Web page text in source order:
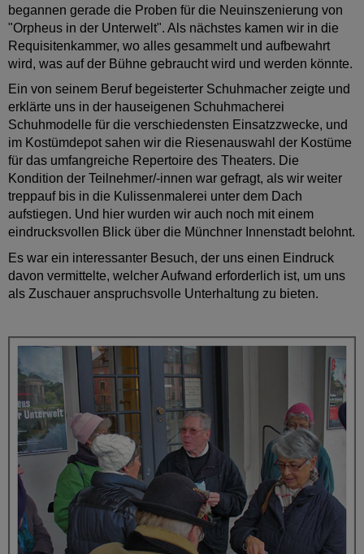
begannen gerade die Proben für die Neuinszenierung von
"Orpheus in der Unterwelt". Als nächstes kamen wir in die
Requisitenkammer, wo alles gesammelt und aufbewahrt
wird, was auf der Bühne gebraucht wird und werden könnte.
Ein von seinem Beruf begeisterter Schuhmacher zeigte und
erklärte uns in der hauseigenen Schuhmacherei
Schuhmodelle für die verschiedensten Einsatzzwecke, und
im Kostümdepot sahen wir die Riesenauswahl der Kostüme
für das umfangreiche Repertoire des Theaters. Die
Kondition der Teilnehmer/-innen war gefragt, als wir weiter
treppauf bis in die Kulissenmalerei unter dem Dach
aufstiegen. Und hier wurden wir auch noch mit einem
eindrucksvollen Blick über die Münchner Innenstadt belohnt.
Es war ein interessanter Besuch, der uns einen Eindruck
davon vermittelte, welcher Aufwand erforderlich ist, um uns
als Zuschauer anspruchsvolle Unterhaltung zu bieten.